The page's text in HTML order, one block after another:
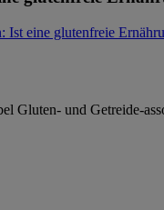
Ist eine glutenfreie
Gluten- und Getreide-